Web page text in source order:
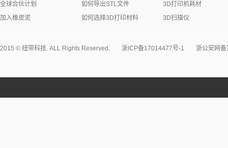
全球合伙计划
加入橡皮泥
如何导出STL文件
如何选择3D打印材料
3D打印机耗材
3D扫描仪
2015 © 纽带科技. ALL Rights Reserved. 浙ICP备17014477号-1 浙公安网